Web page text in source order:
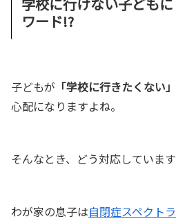
学校に行けない子ども
ワード!?
子どもが 「学校に行きたくない」
心配になりますよね。
そんなとき、どう対応していま
わが家の息子は自閉症スペクトラ